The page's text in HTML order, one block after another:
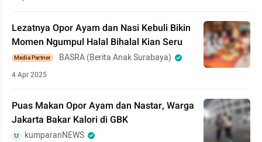
Lezatnya Opor Ayam dan Nasi Kebuli Bikin
Momen Ngumpul Halal Bihalal Kian Seru
Media Partner BASRA (Berita Anak Surabaya)
4 Apr 2025
Puas Makan Opor Ayam dan Nastar, Warga
Jakarta Bakar Kalori di GBK
kumparanNEWS